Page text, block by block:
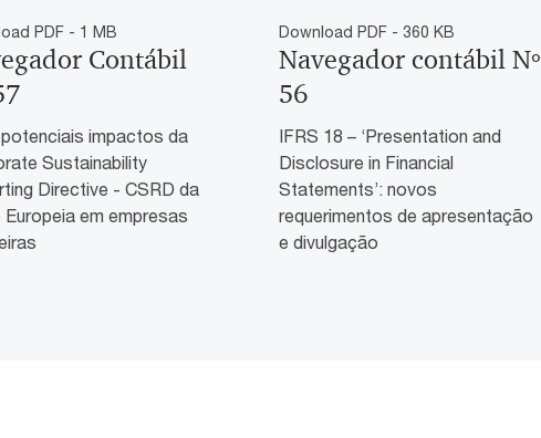
PDF - 1 MB
Contábil
potenciais impactos da
Sustainability
Directive - CSRD da
Europeia em empresas
Download PDF - 360 KB
Navegador contábil Nº
56
IFRS 18 – ‘Presentation and
Disclosure in Financial
Statements’: novos
requerimentos de apresentação
e divulgação